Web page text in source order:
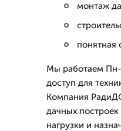
монтаж
понятная
Мы работаем Пн-
доступ для
Компания
дачных построек
нагрузки и